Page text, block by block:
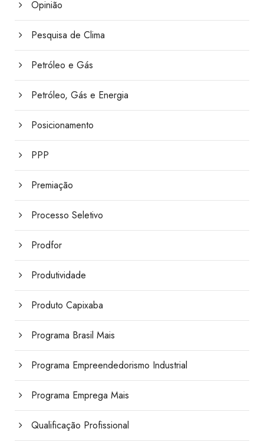
Opinião
Pesquisa de Clima
Petróleo e Gás
Petróleo, Gás e Energia
Posicionamento
PPP
Premiação
Processo Seletivo
Prodfor
Produtividade
Produto Capixaba
Programa Brasil Mais
Programa Empreendedorismo Industrial
Programa Emprega Mais
Qualificação Profissional